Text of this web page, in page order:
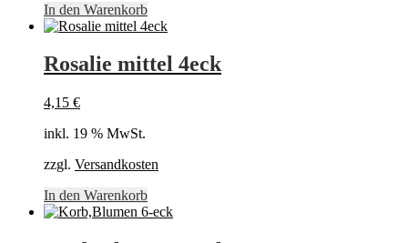
In den Warenkorb
Rosalie mittel 4eck
4,15 €
inkl. 19 % MwSt.
zzgl. Versandkosten
In den Warenkorb